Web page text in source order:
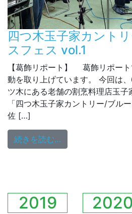
四つ木玉子家カント
スフェス vol.1
【葛飾リポート】 葛飾リポー
動を取り上げています。 今回は
ツ木にある老舗の割烹料理店玉子
「四つ木玉子家カントリー/ブル
佐 […]
続きを読む…
2019 2020